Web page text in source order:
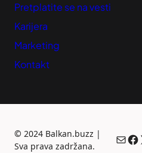
Pretplatite se na vesti
Karijera
Marketing
Kontakt
© 2024 Balkan.buzz |
Sva prava zadržana.
Mail